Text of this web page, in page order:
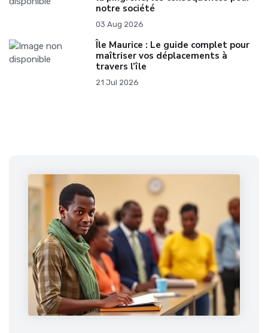
notre société
03 Aug 2026
Île Maurice : Le guide complet pour
maîtriser vos déplacements à
travers l’île
21 Jul 2026